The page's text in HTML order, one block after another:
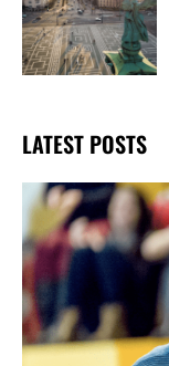
LATEST POSTS